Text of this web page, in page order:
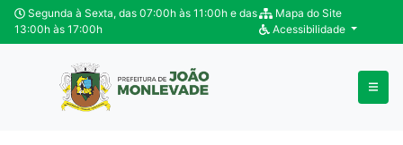
Ir para o conteúdo
Ir para o fim do conteúdo
Segunda à Sexta, das 07:00h às 11:00h e das
13:00h às 17:00h
Mapa do Site
Acessibilidade